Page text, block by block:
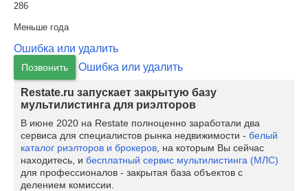
286
Меньше года
Ошибка или удалить
Позвонить Ошибка или удалить
Restate.ru запускает закрытую базу
мультилистинга для риэлторов
В июне 2020 на Restate полноценно заработали два
сервиса для специалистов рынка недвижимости - белый
каталог риэлторов и брокеров , на которым Вы сейчас
находитесь, и бесплатный сервис мультилистинга (МЛС)
для профессионалов - закрытая база объектов с
делением комиссии.